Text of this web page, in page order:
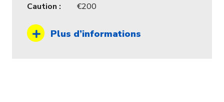
Caution :
200
Plus d’informations